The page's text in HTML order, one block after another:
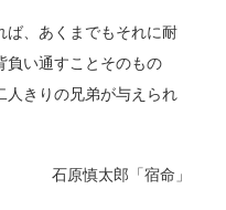
、あくまでもそれに耐
負い通すことそのもの
人きりの兄弟が与えられ
石原慎太郎「宿命」